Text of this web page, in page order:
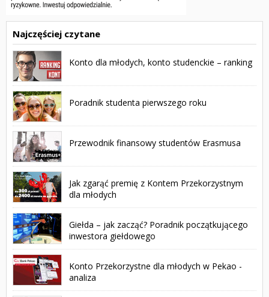
Najczęściej czytane
Konto dla młodych, konto studenckie – ranking
Poradnik studenta pierwszego roku
Przewodnik finansowy studentów Erasmusa
Jak zgarąć premię z Kontem Przekorzystnym
dla młodych
Giełda – jak zacząć? Poradnik początkującego
inwestora giełdowego
Konto Przekorzystne dla młodych w Pekao -
analiza